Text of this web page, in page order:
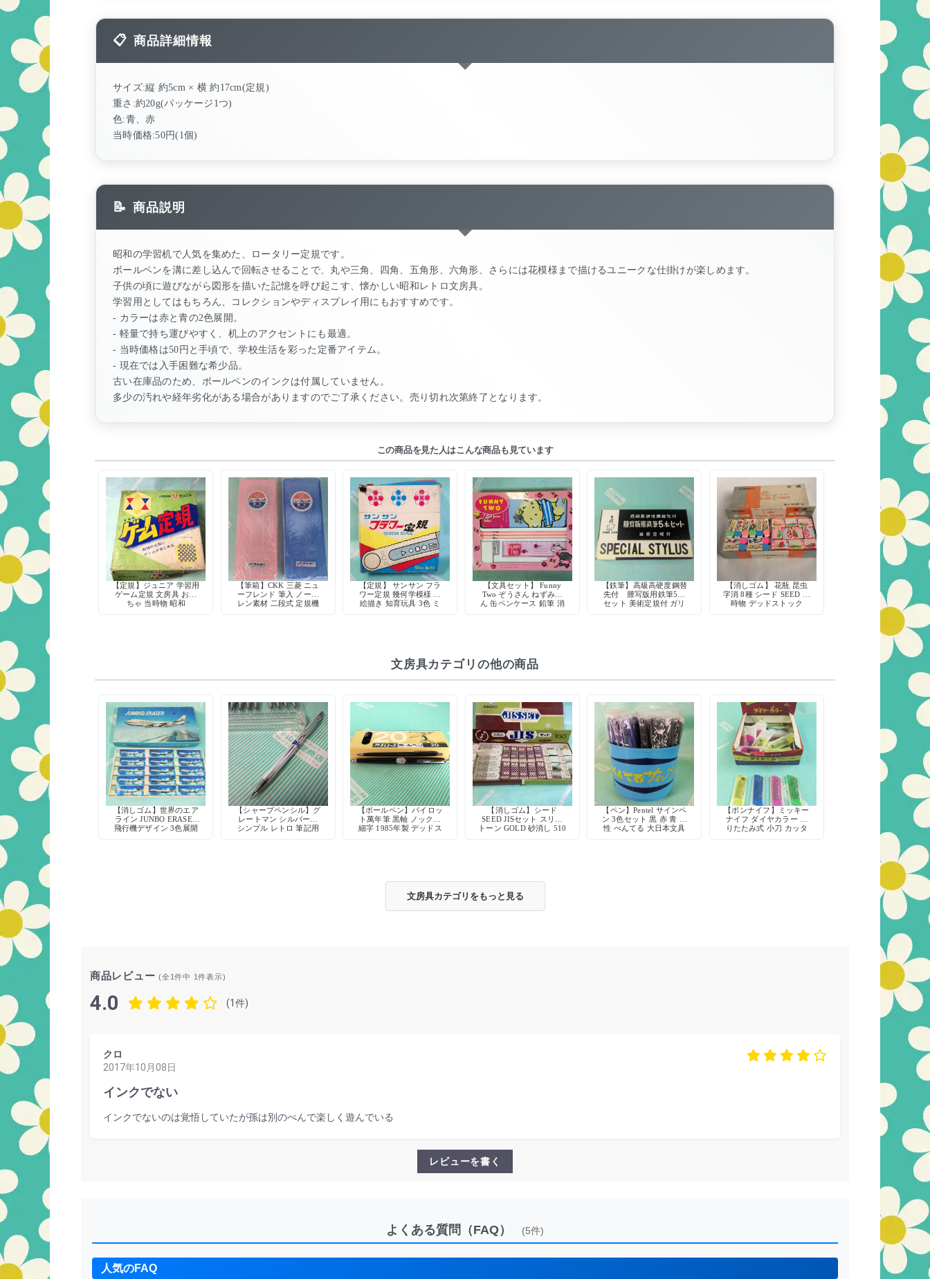
商品詳細情報
サイズ:縦 約5cm × 横 約17cm(定規)
重さ:約20g(パッケージ1つ)
色:青、赤
当時価格:50円(1個)
商品説明
昭和の学習机で人気を集めた、ロータリー定規です。
ボールペンを溝に差し込んで回転させることで、丸や三角、四角、五角形、六角形、さらには花模様まで描けるユニークな仕掛けが楽しめます。
子供の頃に遊びながら図形を描いた記憶を呼び起こす、懐かしい昭和レトロ文房具。
学習用としてはもちろん、コレクションやディスプレイ用にもおすすめです。
- カラーは赤と青の2色展開。
- 軽量で持ち運びやすく、机上のアクセントにも最適。
- 当時価格は50円と手頃で、学校生活を彩った定番アイテム。
- 現在では入手困難な希少品。
古い在庫品のため、ボールペンのインクは付属していません。
多少の汚れや経年劣化がある場合がありますのでご了承ください。売り切れ次第終了となります。
この商品を見た人はこんな商品も見ています
【定規】ジュニア 学習用
ゲーム定規 文房具 おも
ちゃ 当時物 昭和
【筆箱】CKK 三菱 ニュ
ーフレンド 筆入 ノーブ
レン素材 二段式 定規機
【定規】 サンサン フラ
ワー定規 幾何学模様 お
絵描き 知育玩具 3色 ミ
【文具セット】 Funny
Two ぞうさん ねずみさ
ん 缶ペンケース 鉛筆 消
【鉄筆】高級高硬度鋼替
先付 謄写版用鉄筆5本
セット 美術定規付 ガリ
【消しゴム】 花瓶 昆虫
字消 8種 シード SEED 当
時物 デッドストック
文房具カテゴリの他の商品
【消しゴム】世界のエア
ライン JUNBO ERASER
飛行機デザイン 3色展開
【シャープペンシル】グ
レートマン シルバー軸
シンプル レトロ 筆記用
【ボールペン】パイロッ
ト萬年筆 黒軸 ノック式
細字 1985年製 デッドス
【消しゴム】シード
SEED JISセット スリー
トーン GOLD 砂消し 510
【ペン】Pentel サインペ
ン 3色セット 黒 赤 青 水
性 ぺんてる 大日本文具
【ボンナイフ】ミッキー
ナイフ ダイヤカラー 折
りたたみ式 小刀 カッタ
文房具カテゴリをもっと見る
商品レビュー(全1件中 1件表示)
4.0 (1件)
クロ
2017年10月08日
インクでない
インクでないのは覚悟していたが孫は別のぺんで楽しく遊んでいる
レビューを書く
よくある質問（FAQ） (5件)
人気のFAQ